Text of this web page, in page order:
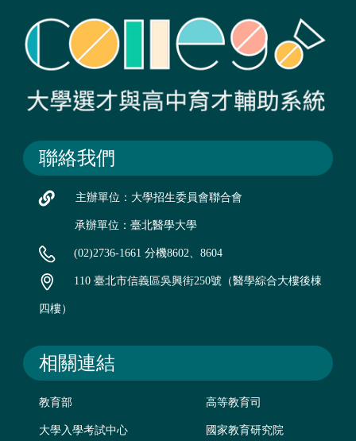
聯絡我們
主辦單位：大學招生委員會聯合會
承辦單位：臺北醫學大學
(02)2736-1661 分機8602、8604
110 臺北市信義區吳興街250號（醫學綜合大樓後棟
四樓）
相關連結
教育部 高等教育司
大學入學考試中心 國家教育研究院